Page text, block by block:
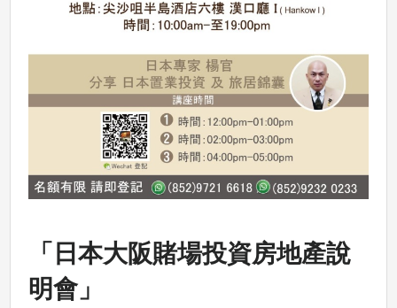
「日本大阪賭場投資房地產說
明會」